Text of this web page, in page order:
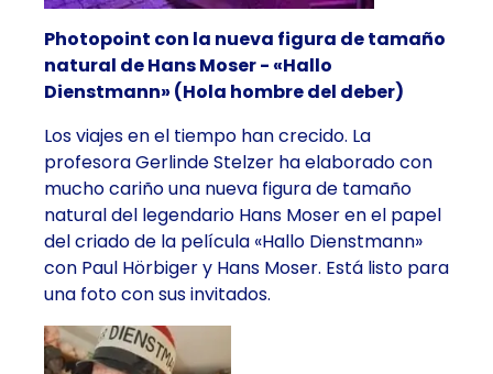
Photopoint con la nueva figura de tamaño
natural de Hans Moser - «Hallo
Dienstmann» (Hola hombre del deber)
Los viajes en el tiempo han crecido. La
profesora Gerlinde Stelzer ha elaborado con
mucho cariño una nueva figura de tamaño
natural del legendario Hans Moser en el papel
del criado de la película «Hallo Dienstmann»
con Paul Hörbiger y Hans Moser. Está listo para
una foto con sus invitados.